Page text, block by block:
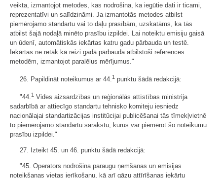
veikta, izmantojot metodes, kas nodrošina, ka iegūtie dati ir ticami,
reprezentatīvi un salīdzināmi. Ja izmantotās metodes atbilst
piemērojamo standartu vai to daļu prasībām, uzskatāms, ka tās
atbilst šajā nodaļā minēto prasību izpildei. Lai noteiktu emisiju gaisā
un ūdenī, automātiskās iekārtas katru gadu pārbauda un testē.
Iekārtas ne retāk kā reizi gadā pārbauda atbilstoši references
metodēm, izmantojot paralēlus mērījumus."
26. Papildināt noteikumus ar 44. 1 punktu šādā redakcijā:
"44.1 Vides aizsardzības un reģionālās attīstības ministrija
sadarbībā ar attiecīgo standartu tehnisko komiteju iesniedz
nacionālajai standartizācijas institūcijai publicēšanai tās tīmekļvietnē
to piemērojamo standartu sarakstu, kurus var piemērot šo noteikumu
prasību izpildei."
27. Izteikt 45. un 46. punktu šādā redakcijā:
"45. Operators nodrošina paraugu ņemšanas un emisijas
noteikšanas vietas ierīkošanu, kā arī gāzu attīrīšanas iekārtu